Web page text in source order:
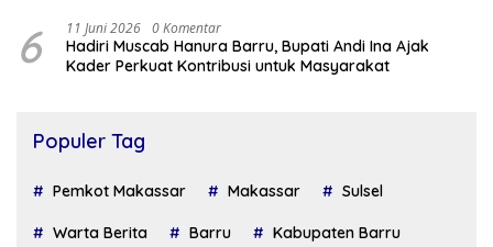
6 11 Juni 2026 0 Komentar
Hadiri Muscab Hanura Barru, Bupati Andi Ina Ajak
Kader Perkuat Kontribusi untuk Masyarakat
Populer Tag
Pemkot Makassar Makassar Sulsel
Warta Berita Barru Kabupaten Barru